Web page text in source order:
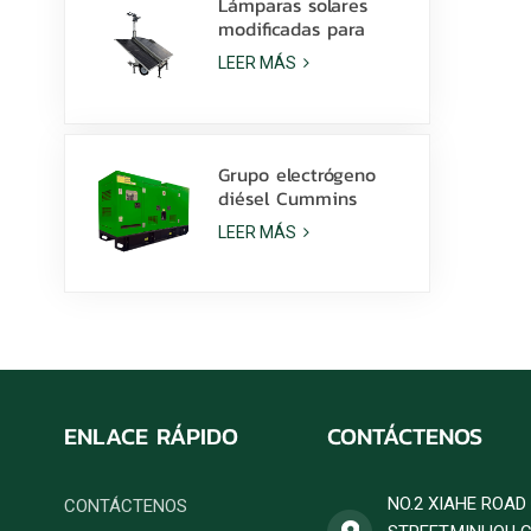
modificadas para
requisitos
particulares batería
LEER MÁS
Grupo electrógeno
diésel Cummins
6ZTAA13-G2 de 425
kVA para aplicaciones
LEER MÁS
ENLACE RÁPIDO
CONTÁCTENOS
CONTÁCTENOS
NO.2 XIAHE